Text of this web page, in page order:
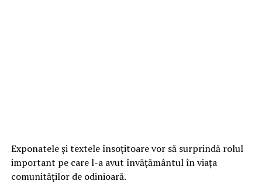
Exponatele și textele însoțitoare vor să surprindă rolul
important pe care l-a avut învățământul în viața
comunităților de odinioară.